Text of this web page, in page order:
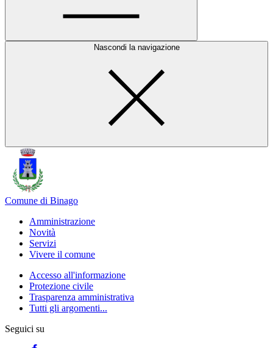
Nascondi la navigazione
Comune di Binago
Amministrazione
Novità
Servizi
Vivere il comune
Accesso all'informazione
Protezione civile
Trasparenza amministrativa
Tutti gli argomenti...
Seguici su